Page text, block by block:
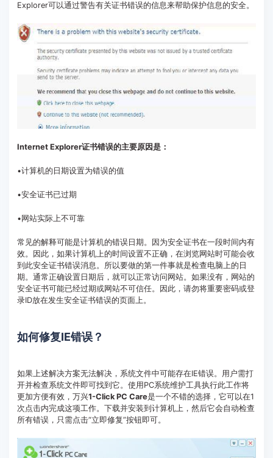
Explorer可以通过警告有关证书错误的信息来帮助保护信息的安全。
Internet Explorer证书错误的主要原因是：
•计算机的日期设置为错误的值
•安全证书已过期
•网站实际上不可靠
常见的解释可能是计算机的错误日期。因为安全证书在一段时间内有
效。因此，如果计算机上的时间设置不正确，在浏览网站时可能会收
到此安全证书错误消息。所以要做的第一件事就是检查电脑上的日
期。通常正确设置日期后，就可以正常访问网站。如果没有，网站的
安全证书可能已经过期或网站不可信任。因此，请勿将重要密码或登
录ID放在发生安全证书错误的页面上。
如何修复IE错误？
如果上述解决方案无法解决，系统文件中可能存在IE错误。用户需打
开并检查系统文件即可找到它。使用PC系统维护工具执行此工作将
更加方便有效，万兴1-Click PC Care是一个不错的选择，它可以在1
次点击内完成这项工作。下载并安装到计算机上，然后它会自动检查
所有错误，只需点击“立即修复”按钮即可。